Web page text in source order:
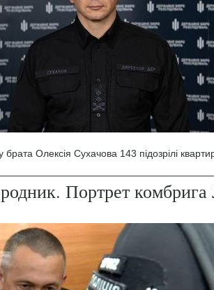
Олексія Сухачова 143 підозрілі
Портрет комбрига